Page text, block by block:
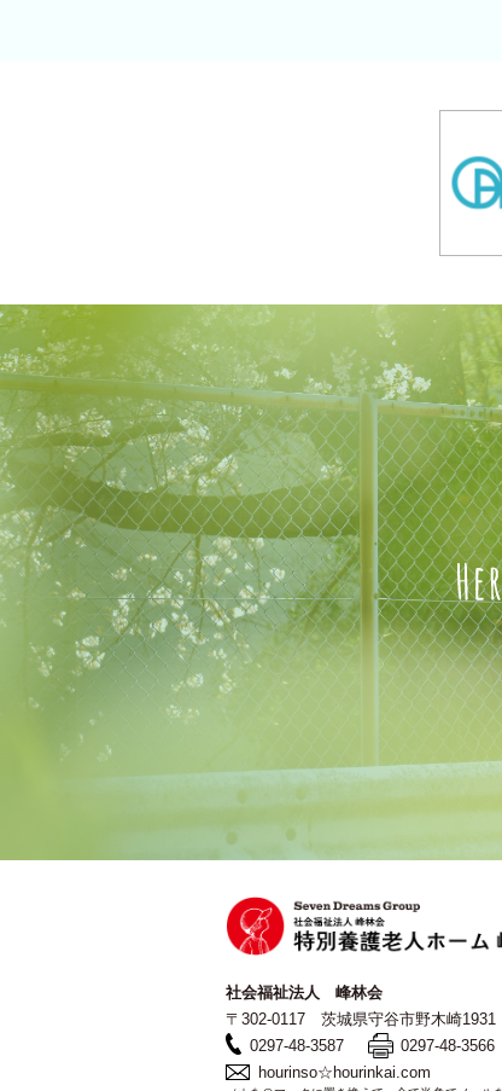
社会福祉法人 峰林会
〒302-0117 茨城県守谷市野木崎1931
0297-48-3587
0297-48-3566
hourinso☆hourinkai.com